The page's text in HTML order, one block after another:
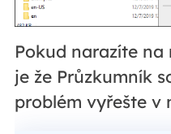
Pokud narazíte
je že Průzkumník
problém vyřešte v